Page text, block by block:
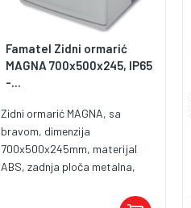
Famatel Zidni ormarić
MAGNA 700x500x245, IP65
-...
Zidni ormarić MAGNA, sa
bravom, dimenzija
700x500x245mm, materijal
ABS, zadnja ploča metalna,